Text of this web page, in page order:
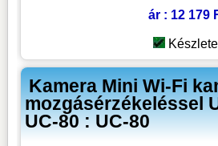
ár : 12 179
Kamera Mini Wi-Fi
mozgásérzékeléssel
UC-80 : UC-80